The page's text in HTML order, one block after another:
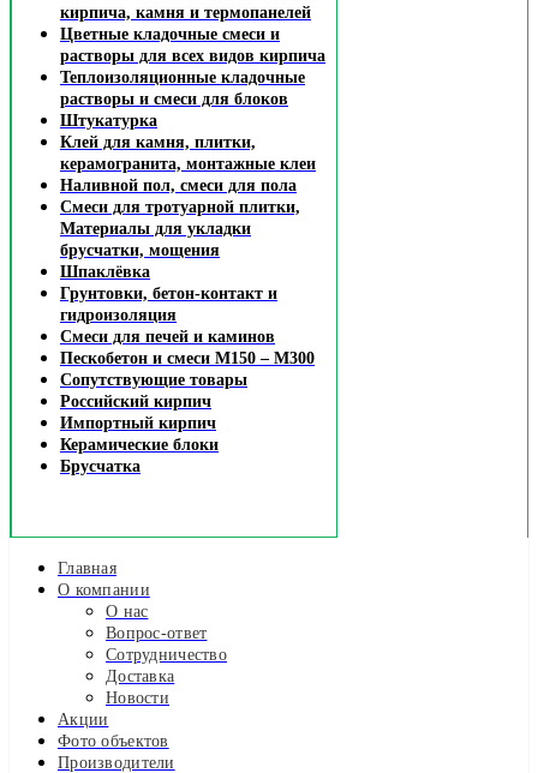
кирпича, камня и термопанелей
Цветные кладочные смеси и
растворы для всех видов кирпича
Теплоизоляционные кладочные
растворы и смеси для блоков
Штукатурка
Клей для камня, плитки,
керамогранита, монтажные клеи
Наливной пол, смеси для пола
Смеси для тротуарной плитки,
Материалы для укладки
брусчатки, мощения
Шпаклёвка
Грунтовки, бетон-контакт и
гидроизоляция
Смеси для печей и каминов
Пескобетон и смеси М150 – М300
Сопутствующие товары
Российский кирпич
Импортный кирпич
Керамические блоки
Брусчатка
Главная
О компании
О нас
Вопрос-ответ
Сотрудничество
Доставка
Новости
Акции
Фото объектов
Производители